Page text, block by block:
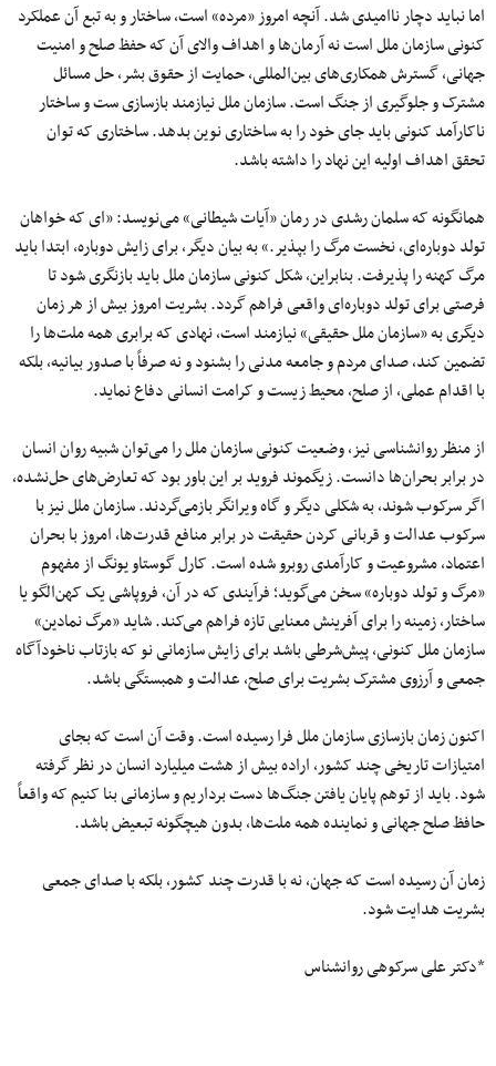
اما نباید دچار ناامیدی شد. آنچه امروز «مرده» است، ساختار و به ‌تبع آن عملکرد
کنونی سازمان ملل است نه آرمان‌ها و اهداف والای آن که حفظ صلح و امنیت
جهانی، گسترش همکاری‌های بین‌المللی، حمایت از حقوق بشر، حل مسائل
مشترک و جلوگیری از جنگ است. سازمان ملل نیازمند بازسازی ست و ساختار
ناکارآمد کنونی باید جای خود را به ساختاری نوین بدهد. ساختاری که توان
تحقق اهداف اولیه این نهاد را داشته باشد.
همانگونه که سلمان رشدی در رمان «آیات شیطانی» می‌نویسد: «ای که خواهان
تولد دوباره‌ای، نخست مرگ را بپذیر.» به بیان دیگر، برای زایش دوباره، ابتدا باید
مرگ کهنه را پذیرفت. بنابراین، شکل کنونی سازمان ملل باید بازنگری شود تا
فرصتی برای تولد دوباره‌ای واقعی فراهم گردد. بشریت امروز بیش از هر زمان
دیگری به «سازمان ملل حقیقی» نیازمند است، نهادی که برابری همه ملت‌ها را
تضمین کند، صدای مردم و جامعه مدنی را بشنود و نه صرفاً با صدور بیانیه، بلکه
با اقدام عملی، از صلح، محیط زیست و کرامت انسانی دفاع نماید.
از منظر روانشناسی نیز، وضعیت کنونی سازمان ملل را می‌توان شبیه روان انسان
در برابر بحران‌ها دانست. زیگموند فروید بر این باور بود که تعارض‌های حل‌نشده،
اگر سرکوب شوند، به شکلی دیگر و گاه ویرانگر بازمی‌گردند. سازمان ملل نیز با
سرکوب عدالت و قربانی کردن حقیقت در برابر منافع قدرت‌ها، امروز با بحران
اعتماد، مشروعیت و کارآمدی روبرو شده است. کارل گوستاو یونگ از مفهوم
«مرگ و تولد دوباره» سخن می‌گوید؛ فرآیندی که در آن، فروپاشی یک کهن‌الگو یا
ساختار، زمینه را برای آفرینش معنایی تازه فراهم می‌کند. شاید «مرگ نمادین»
سازمان ملل کنونی، پیش‌شرطی باشد برای زایش سازمانی نو که بازتاب ناخودآگاه
جمعی و آرزوی مشترک بشریت برای صلح، عدالت و همبستگی باشد.
اکنون زمان بازسازی سازمان ملل فرا رسیده است. وقت آن است که بجای
امتیازات تاریخی چند کشور، اراده بیش از هشت میلیارد انسان در نظر گرفته
شود. باید از توهم پایان یافتن جنگ‌ها دست برداریم و سازمانی بنا کنیم که واقعاً
حافظ صلح جهانی و نماینده همه ملت‌ها، بدون هیچگونه تبعیض باشد.
زمان آن رسیده است که جهان، نه با قدرت چند کشور، بلکه با صدای جمعی
بشریت هدایت شود.
*دکتر علی سرکوهی روانشناس